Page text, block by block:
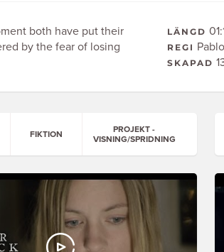
both have put their
by the fear of losing
LÄNGD
REGI
SKAPAD
FIKTION
PROJEKT -
VISNING/SPRIDNING